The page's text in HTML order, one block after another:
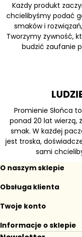
Każdy produkt
chcielibyśmy podać
smaków i
Tworzymy żywność,
budzić zaufanie
Promienie Słońca
ponad 20 lat wierzą,
smak. W każdej
jest troska,
sami
O naszym sklepie
Obsługa klienta
Twoje konto
Informacje o sklepie